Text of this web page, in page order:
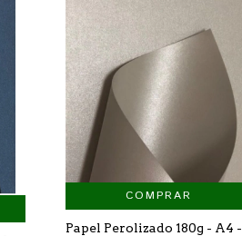
COMPRAR
Papel Perolizado 180g - A4 -